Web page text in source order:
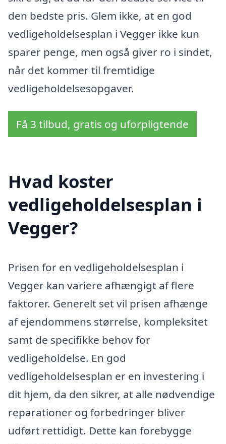
den bedste pris. Glem ikke, at en god
vedligeholdelsesplan i Vegger ikke kun
sparer penge, men også giver ro i sindet,
når det kommer til fremtidige
vedligeholdelsesopgaver.
Få 3 tilbud, gratis og uforpligtende
Hvad koster
vedligeholdelsesplan i
Vegger?
Prisen for en vedligeholdelsesplan i
Vegger kan variere afhængigt af flere
faktorer. Generelt set vil prisen afhænge
af ejendommens størrelse, kompleksitet
samt de specifikke behov for
vedligeholdelse. En god
vedligeholdelsesplan er en investering i
dit hjem, da den sikrer, at alle nødvendige
reparationer og forbedringer bliver
udført rettidigt. Dette kan forebygge